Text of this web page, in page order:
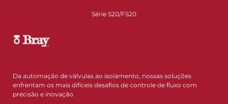
Série S20/FS20
Da automação de válvulas ao isolamento, nossas soluções
enfrentam os mais difíceis desafios de controle de fluxo com
precisão e inovação.